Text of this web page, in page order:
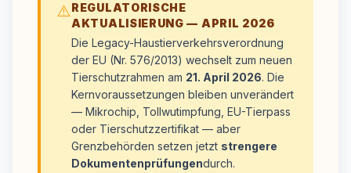
⚠️REGULATORISCHE
AKTUALISIERUNG — APRIL 2026
Die Legacy-Haustierverkehrsverordnung
der EU (Nr. 576/2013) wechselt zum neuen
Tierschutzrahmen am 21. April 2026. Die
Kernvoraussetzungen bleiben unverändert
— Mikrochip, Tollwutimpfung, EU-Tierpass
oder Tierschutzzertifikat — aber
Grenzbehörden setzen jetzt strengere
Dokumentenprüfungendurch.